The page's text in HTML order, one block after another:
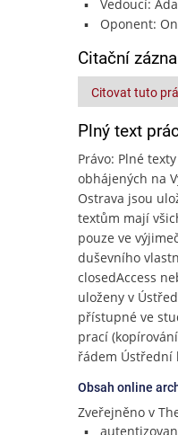
Vedoucí:
Oponent:
Citační
Citovat tuto
Plný text
Právo: Plné
obhájených na
Ostrava jsou
textům mají
pouze ve
duševního
closedAccess
uloženy v
přístupné ve
prací
řádem Ústřední
Obsah online
Zveřejněno v